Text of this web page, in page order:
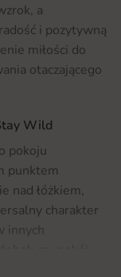
a
i pozytywną
miłości do
otaczającego
Wild
pokoju
punktem
nad łóżkiem,
charakter
innych
swojemu